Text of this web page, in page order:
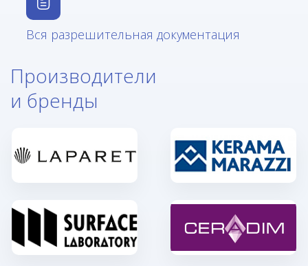
Вся разрешительная документация
Производители
и бренды